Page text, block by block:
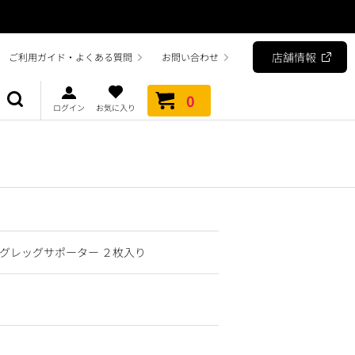
ご利用ガイド・よくある質問 お問い合わせ 店舗情報
ログイン お気に入り 0
レッグサポーター ２枚入り